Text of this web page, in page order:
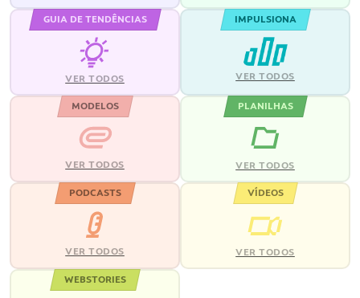
GUIA DE TENDÊNCIAS
VER TODOS
IMPULSIONA
VER TODOS
MODELOS
VER TODOS
PLANILHAS
VER TODOS
PODCASTS
VER TODOS
VÍDEOS
VER TODOS
WEBSTORIES